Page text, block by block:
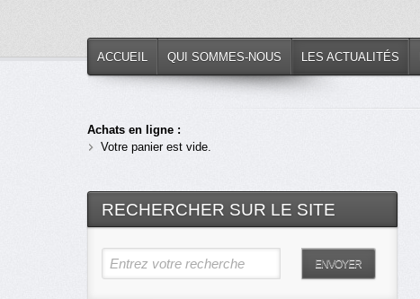
ACCUEIL QUI SOMMES-NOUS LES ACTUALITÉS
Achats en ligne :
Votre panier est vide.
RECHERCHER SUR LE SITE
Entrez votre recherche ENVOYER